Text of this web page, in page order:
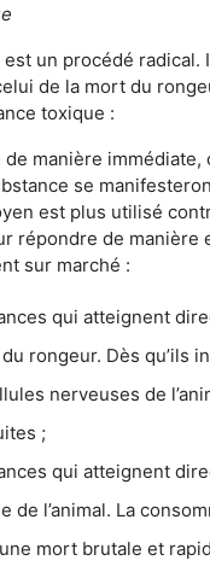
est un procédé radical.
de la mort du
toxique :
manière immédiate,
se
est plus utilisé
répondre de manière
sur marché :
qui atteignent
rongeur. Dès qu’ils
nerveuses de
;
qui atteignent
de l’animal. La
mort brutale et